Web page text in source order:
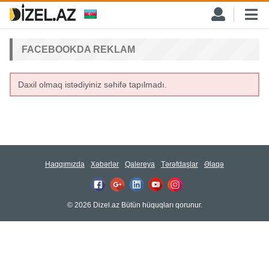
FACEBOOKDA REKLAM
Daxil olmaq istədiyiniz səhifə tapılmadı.
Haqqımızda Xəbərlər Qalereya Tərəfdaşlar Əlaqə
© 2026 Dizel.az Bütün hüquqları qorunur.